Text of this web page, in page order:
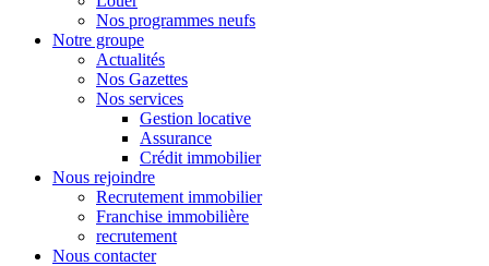
Nos programmes neufs
Notre groupe
Actualités
Nos Gazettes
Nos services
Gestion locative
Assurance
Crédit immobilier
Nous rejoindre
Recrutement immobilier
Franchise immobilière
recrutement
Nous contacter